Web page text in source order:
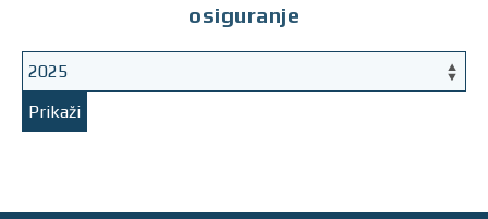
osiguranje
Prikaži